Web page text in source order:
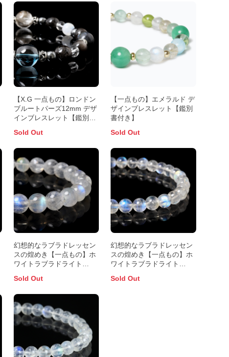
【X.G 一点もの】ロンドン
ブルートパーズ12mm デザ
インブレスレット【鑑別書
Sold Out
【一点もの】エメラルド デ
ザインブレスレット【鑑別
書付き】
Sold Out
幻想的なラブラドレッセン
スの煌めき【一点もの】ホ
ワイトラブラドライト
ト【鑑別書付き】
Sold Out
幻想的なラブラドレッセン
スの煌めき【一点もの】ホ
ワイトラブラドライト
ト【鑑別書付き】
Sold Out